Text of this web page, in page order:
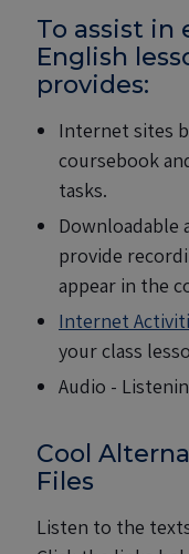
To assist in
English
provides:
Internet sites
coursebook
tasks.
Downloadable
provide
appear in the
Internet
your class
Audio -
Cool
Files
Listen to the